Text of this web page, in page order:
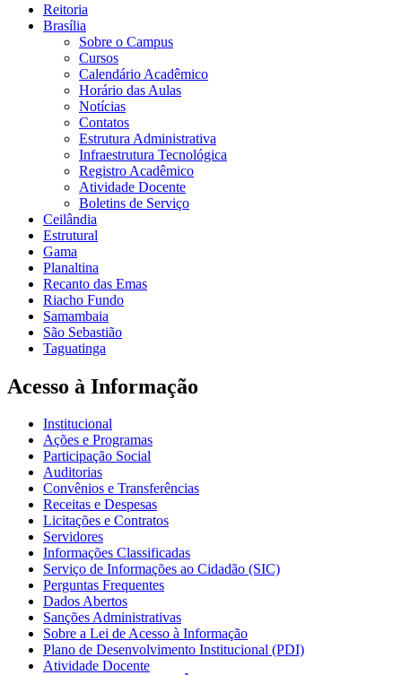
Reitoria
Brasília
Sobre o Campus
Cursos
Calendário Acadêmico
Horário das Aulas
Notícias
Contatos
Estrutura Administrativa
Infraestrutura Tecnológica
Registro Acadêmico
Atividade Docente
Boletins de Serviço
Ceilândia
Estrutural
Gama
Planaltina
Recanto das Emas
Riacho Fundo
Samambaia
São Sebastião
Taguatinga
Acesso à Informação
Institucional
Ações e Programas
Participação Social
Auditorias
Convênios e Transferências
Receitas e Despesas
Licitações e Contratos
Servidores
Informações Classificadas
Serviço de Informações ao Cidadão (SIC)
Perguntas Frequentes
Dados Abertos
Sanções Administrativas
Sobre a Lei de Acesso à Informação
Plano de Desenvolvimento Institucional (PDI)
Atividade Docente